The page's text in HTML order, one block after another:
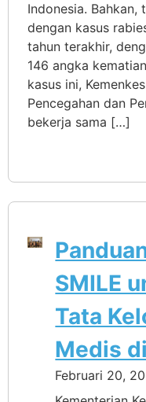
Indonesia.
dengan kasus
tahun terakhir,
146 angka
kasus ini,
Pencegahan dan
bekerja sama […]
SMILE
Tata
Medis
Februari 20,